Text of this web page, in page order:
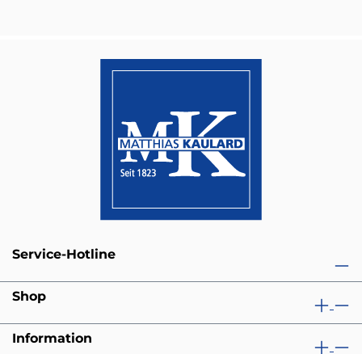
Service-Hotline
Shop
Information